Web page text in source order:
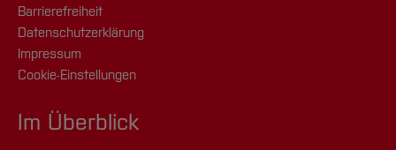
Barrierefreiheit
Datenschutzerklärung
Impressum
Cookie-Einstellungen
Im Überblick